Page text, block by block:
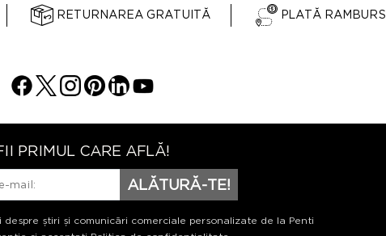
RETURNAREA GRATUITĂ PLATĂ RAMBURS
PRIMUL CARE AFLĂ!
ALĂTURĂ-TE!
despre știri și comunicări comerciale personalizate de la Penti